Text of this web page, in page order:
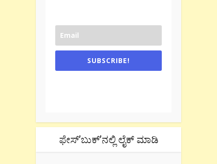
SUBSCRIBE!
ಫೇಸ್’ಬುಕ್’ನಲ್ಲಿ ಲೈಕ್ ಮಾಡಿ